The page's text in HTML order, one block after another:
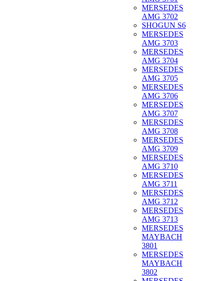
MERSEDES
AMG 3702
SHOGUN S6
MERSEDES
AMG 3703
MERSEDES
AMG 3704
MERSEDES
AMG 3705
MERSEDES
AMG 3706
MERSEDES
AMG 3707
MERSEDES
AMG 3708
MERSEDES
AMG 3709
MERSEDES
AMG 3710
MERSEDES
AMG 3711
MERSEDES
AMG 3712
MERSEDES
AMG 3713
MERSEDES
MAYBACH
3801
MERSEDES
MAYBACH
3802